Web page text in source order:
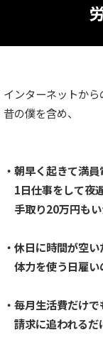
インターネットから
昔の僕を含め、
・朝早く起きて満員
1日仕事をして夜
手取り20万円もい
・休日に時間が空い
体力を使う日雇い
・毎月生活費だけ
請求に追われるだ